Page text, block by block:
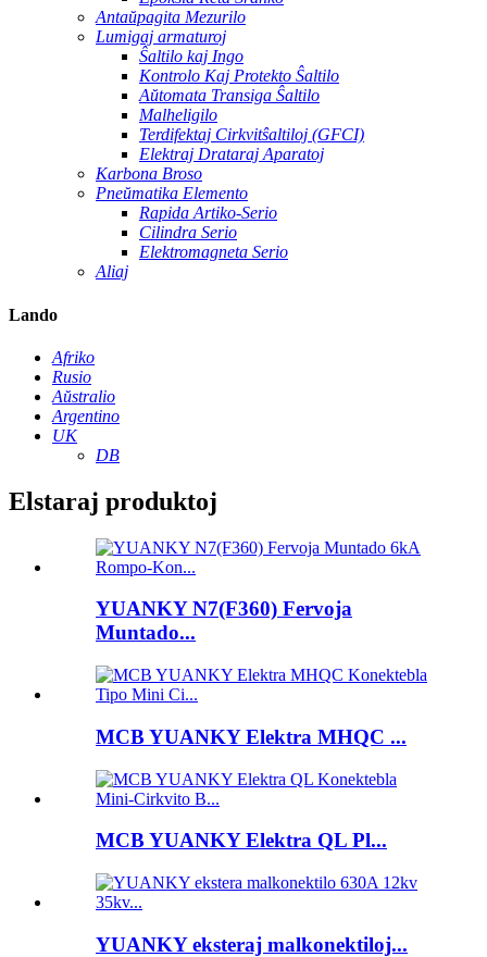
Antaŭpagita Mezurilo
Lumigaj armaturoj
Ŝaltilo kaj Ingo
Kontrolo Kaj Protekto Ŝaltilo
Aŭtomata Transiga Ŝaltilo
Malheligilo
Terdifektaj Cirkvitŝaltiloj (GFCI)
Elektraj Drataraj Aparatoj
Karbona Broso
Pneŭmatika Elemento
Rapida Artiko-Serio
Cilindra Serio
Elektromagneta Serio
Aliaj
Lando
Afriko
Rusio
Aŭstralio
Argentino
UK
DB
Elstaraj produktoj
YUANKY N7(F360) Fervoja
Muntado...
MCB YUANKY Elektra MHQC ...
MCB YUANKY Elektra QL Pl...
YUANKY eksteraj malkonektiloj...